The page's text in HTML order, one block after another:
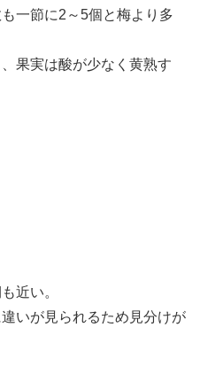
一節に2～5個と梅より多
果実は酸が少なく黄熟す
近い。
いが見られるため見分けが